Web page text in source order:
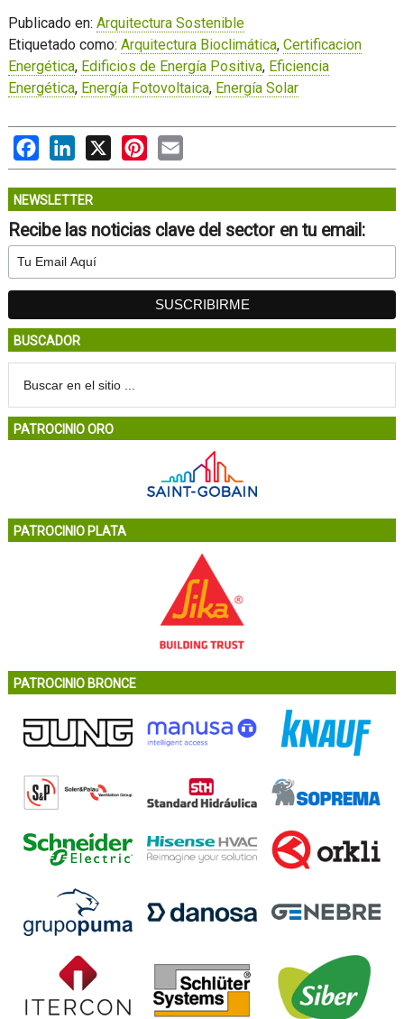
Publicado en: Arquitectura Sostenible
Etiquetado como: Arquitectura Bioclimática, Certificacion
Energética, Edificios de Energía Positiva, Eficiencia
Energética, Energía Fotovoltaica, Energía Solar
FacebookLinkedIn
X PinterestEmail
NEWSLETTER
Recibe las noticias clave del sector en tu email:
BUSCADOR
PATROCINIO ORO
PATROCINIO PLATA
PATROCINIO BRONCE